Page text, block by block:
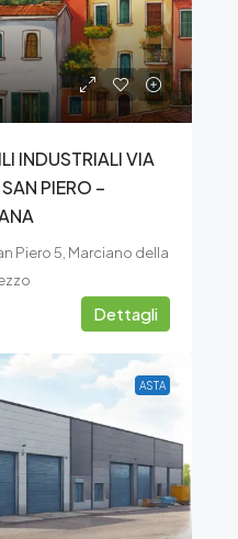
INDUSTRIALI VIA
PIERO –
Piero 5, Marciano della
Dettagli
ASTA